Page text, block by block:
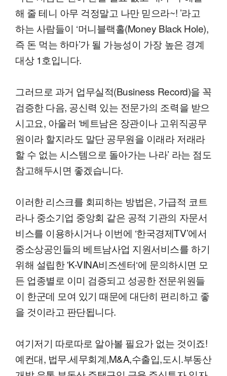
해 줄 테니 아무 걱정말고 나만 믿으라~! ’라고
하는 사람들이 ‘머니블랙홀(Money Black Hole),
즉 돈 먹는 하마’가 될 가능성이 가장 높은 경계
대상 1호입니다.
그러므로 과거 업무실적(Business Record)을 꼭
검증한 다음, 공신력 있는 전문가의 조력을 받으
시고요, 아울러 ‘베트남은 장관이나 고위직공무
원이라 할지라도 말단 공무원을 이래라 저래라
할 수 없는 시스템으로 돌아가는 나라’ 라는 점도
참고해두시면 좋겠습니다.
이러한 리스크를 회피하는 방법은, 가급적 코트
라나 중소기업 중앙회 같은 공적 기관의 자문서
비스를 이용하시거나 이번에 ‘한국경제TV’에서
중소상공인들의 베트남사업 지원서비스를 하기
위해 설립한 'K-VINA비즈센터‘에 문의하시면 모
든 업종별로 이미 검증되고 성공한 전문위원들
이 한군데 모여 있기 때문에 대단히 편리하고 좋
을 것이라고 판단됩니다.
여기저기 따로따로 알아볼 필요가 없는 것이죠!
예컨대, 법무.세무회계,M&A,수출입,도시.부동산